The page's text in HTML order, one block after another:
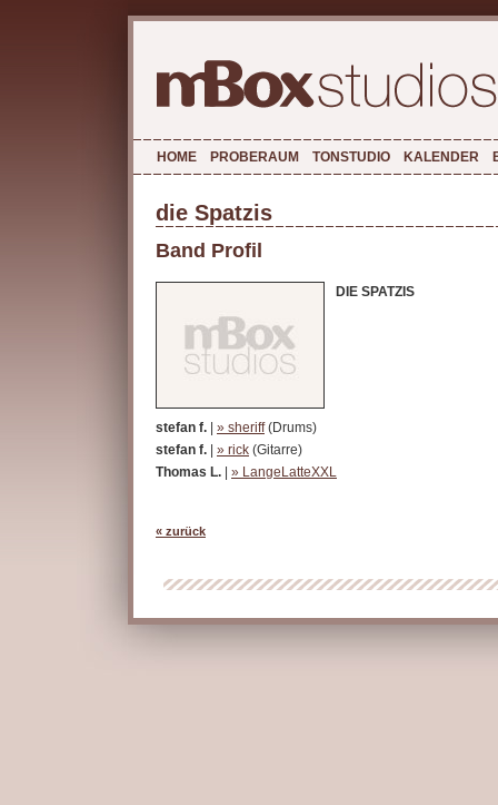
HOME PROBERAUM TONSTUDIO KALENDER
die Spatzis
Band Profil
DIE SPATZIS
stefan f. » sheriff(Drums)
stefan f.
» rick (Gitarre)
Thomas L.
» LangeLatteXXL
« zurück